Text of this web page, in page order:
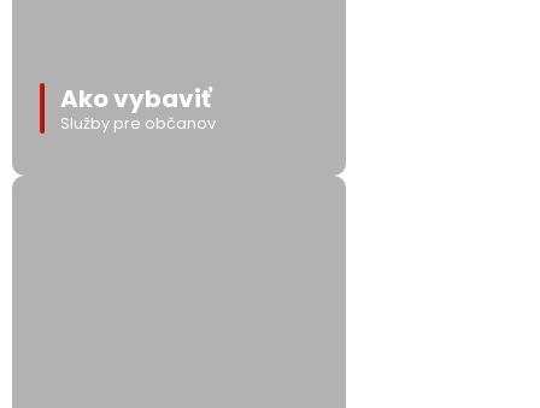
Ako vybaviť
Služby pre občanov